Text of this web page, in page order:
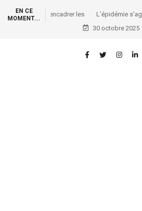
EN CE
MOMENT...
L’épidémie s’aggrave, le
mobilisation
30 octobre 2025